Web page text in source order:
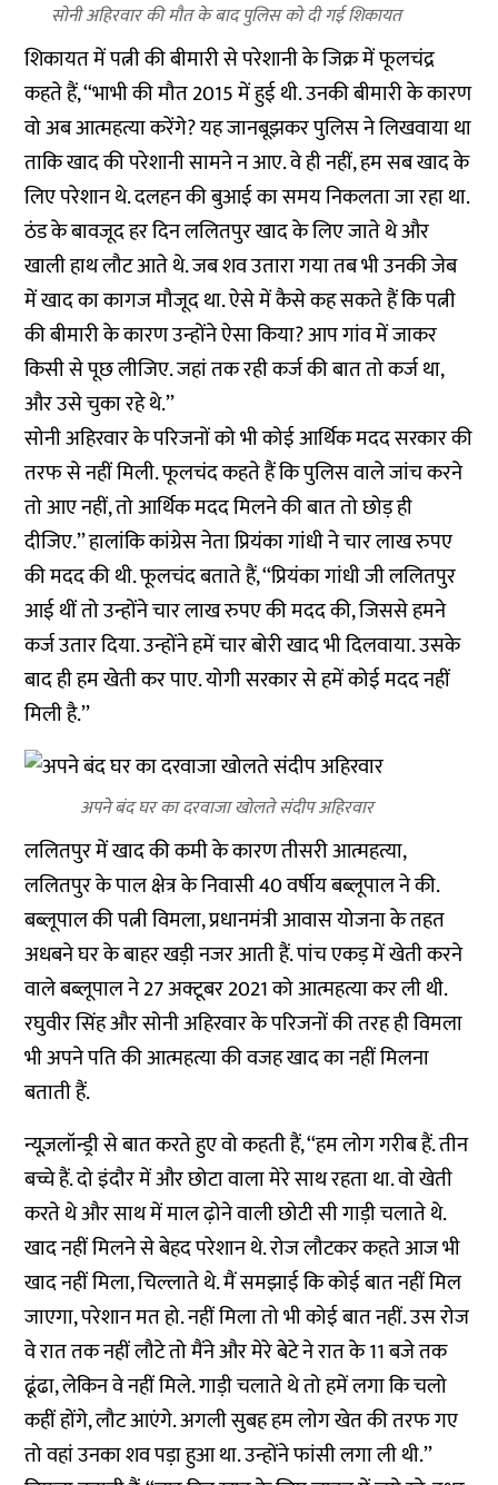
सोनी अहिरवार की मौत के बाद पुलिस को दी गई शिकायत
शिकायत में पत्नी की बीमारी से परेशानी के जिक्र में फूलचंद्र
कहते हैं, ‘‘भाभी की मौत 2015 में हुई थी. उनकी बीमारी के कारण
वो अब आत्महत्या करेंगे? यह जानबूझकर पुलिस ने लिखवाया था
ताकि खाद की परेशानी सामने न आए. वे ही नहीं, हम सब खाद के
लिए परेशान थे. दलहन की बुआई का समय निकलता जा रहा था.
ठंड के बावजूद हर दिन ललितपुर खाद के लिए जाते थे और
खाली हाथ लौट आते थे. जब शव उतारा गया तब भी उनकी जेब
में खाद का कागज मौजूद था. ऐसे में कैसे कह सकते हैं कि पत्नी
की बीमारी के कारण उन्होंने ऐसा किया? आप गांव में जाकर
किसी से पूछ लीजिए. जहां तक रही कर्ज की बात तो कर्ज था,
और उसे चुका रहे थे.’’
सोनी अहिरवार के परिजनों को भी कोई आर्थिक मदद सरकार की
तरफ से नहीं मिली. फूलचंद कहते हैं कि पुलिस वाले जांच करने
तो आए नहीं, तो आर्थिक मदद मिलने की बात तो छोड़ ही
दीजिए.’’ हालांकि कांग्रेस नेता प्रियंका गांधी ने चार लाख रुपए
की मदद की थी. फूलचंद बताते हैं, ‘‘प्रियंका गांधी जी ललितपुर
आई थीं तो उन्होंने चार लाख रुपए की मदद की, जिससे हमने
कर्ज उतार दिया. उन्होंने हमें चार बोरी खाद भी दिलवाया. उसके
बाद ही हम खेती कर पाए. योगी सरकार से हमें कोई मदद नहीं
मिली है.’’
अपने बंद घर का दरवाजा खोलते संदीप अहिरवार
ललितपुर में खाद की कमी के कारण तीसरी आत्महत्या,
ललितपुर के पाल क्षेत्र के निवासी 40 वर्षीय बब्लूपाल ने की.
बब्लूपाल की पत्नी विमला, प्रधानमंत्री आवास योजना के तहत
अधबने घर के बाहर खड़ी नजर आती हैं. पांच एकड़ में खेती करने
वाले बब्लूपाल ने 27 अक्टूबर 2021 को आत्महत्या कर ली थी.
रघुवीर सिंह और सोनी अहिरवार के परिजनों की तरह ही विमला
भी अपने पति की आत्महत्या की वजह खाद का नहीं मिलना
बताती हैं.
न्यूज़लॉन्ड्री से बात करते हुए वो कहती हैं, ‘‘हम लोग गरीब हैं. तीन
बच्चे हैं. दो इंदौर में और छोटा वाला मेरे साथ रहता था. वो खेती
करते थे और साथ में माल ढ़ोने वाली छोटी सी गाड़ी चलाते थे.
खाद नहीं मिलने से बेहद परेशान थे. रोज लौटकर कहते आज भी
खाद नहीं मिला, चिल्लाते थे. मैं समझाई कि कोई बात नहीं मिल
जाएगा, परेशान मत हो. नहीं मिला तो भी कोई बात नहीं. उस रोज
वे रात तक नहीं लौटे तो मैंने और मेरे बेटे ने रात के 11 बजे तक
ढूंढा, लेकिन वे नहीं मिले. गाड़ी चलाते थे तो हमें लगा कि चलो
कहीं होंगे, लौट आएंगे. अगली सुबह हम लोग खेत की तरफ गए
तो वहां उनका शव पड़ा हुआ था. उन्होंने फांसी लगा ली थी.’’